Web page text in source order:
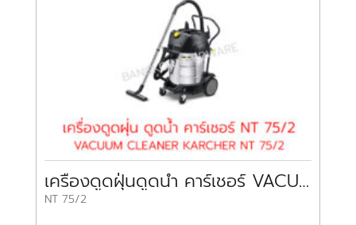
เครื่องดูดฝุ่นดูดน้ำ คาร์เชอร์ VACUUM CLEANER KARCHER
NT 75/2